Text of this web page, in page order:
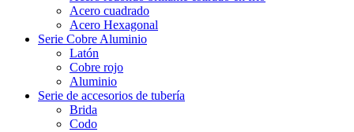
Acero cuadrado
Acero Hexagonal
Serie Cobre Aluminio
Latón
Cobre rojo
Aluminio
Serie de accesorios de tubería
Brida
Codo